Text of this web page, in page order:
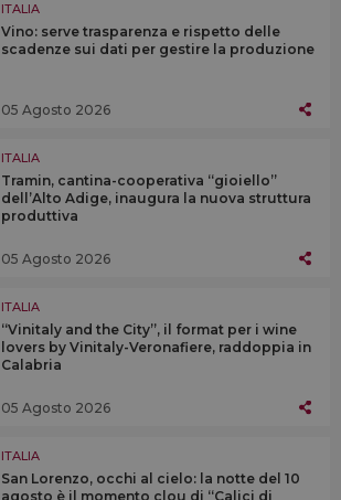
ITALIA
Vino: serve trasparenza e rispetto delle
scadenze sui dati per gestire la produzione
05 Agosto 2026
ITALIA
Tramin, cantina-cooperativa “gioiello”
dell’Alto Adige, inaugura la nuova struttura
produttiva
05 Agosto 2026
ITALIA
“Vinitaly and the City”, il format per i wine
lovers by Vinitaly-Veronafiere, raddoppia in
Calabria
05 Agosto 2026
ITALIA
San Lorenzo, occhi al cielo: la notte del 10
agosto è il momento clou di “Calici di